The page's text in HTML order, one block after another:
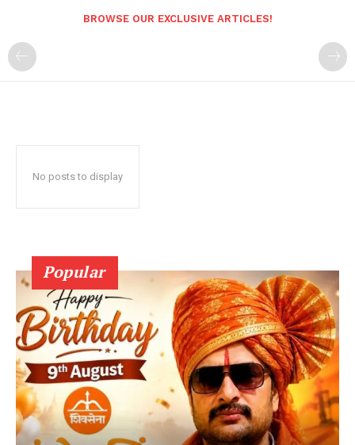
BROWSE OUR EXCLUSIVE ARTICLES!
No posts to display
Popular